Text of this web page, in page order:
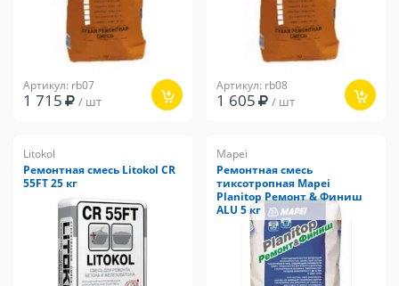
Артикул: rb07
1 715 / шт
Артикул: rb08
1 605 / шт
Litokol
Ремонтная смесь Litokol CR
55FT 25 кг
Mapei
Ремонтная смесь
тиксотропная Mapei
Planitop Ремонт & Финиш
ALU 5 кг